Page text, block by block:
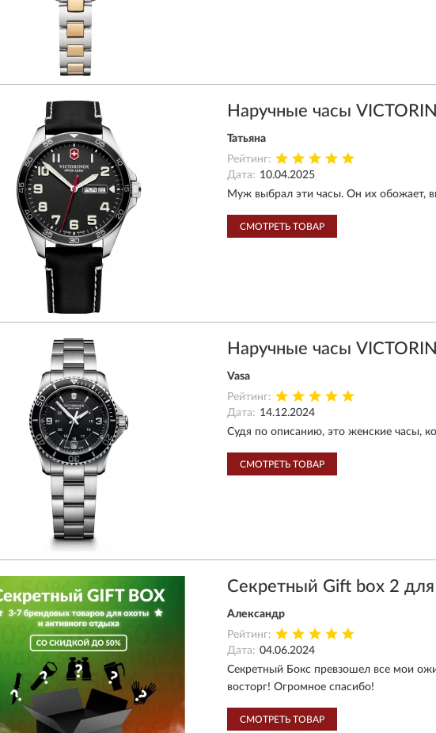
Наручные часы
Татьяна
Рейтинг:
Дата: 10.04.2025
Муж выбрал эти часы. Он их обожает,
СМОТРЕТЬ ТОВАР
Наручные часы
Vasa
Рейтинг:
Дата: 14.12.2024
Судя по описанию, это женские часы,
СМОТРЕТЬ ТОВАР
Секретный Gift box 2
Александр
Рейтинг:
Дата: 04.06.2024
Секретный Бокс превзошел все мои
восторг! Огромное спасибо!
СМОТРЕТЬ ТОВАР